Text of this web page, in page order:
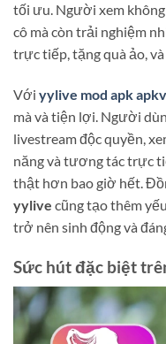
tối ưu. Người xem
cô mà còn trải nghiệm
trực tiếp, tặng quà ảo,
Với yylive mod apk
mà và tiện lợi. Người
livestream độc quyền,
năng và tương tác trực
thật hơn bao giờ hết.
yylive cũng tạo thêm
trở nên sinh động và
Sức hút đặc biệt